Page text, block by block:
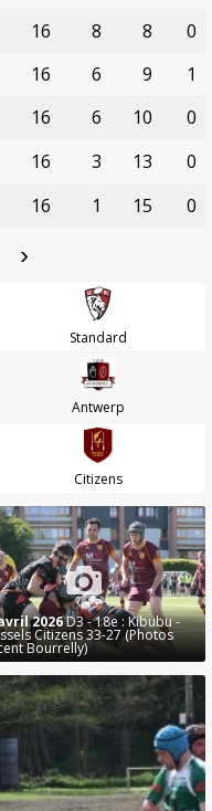
16 8 8
0
16 6 9
1
16 6 10
0
16 3 13
0
16 1 15 0
›
Standard
Antwerp
Citizens
2026D3 - 18e : Kibubu -
Citizens 33-27 (Photos
Bourrelly)